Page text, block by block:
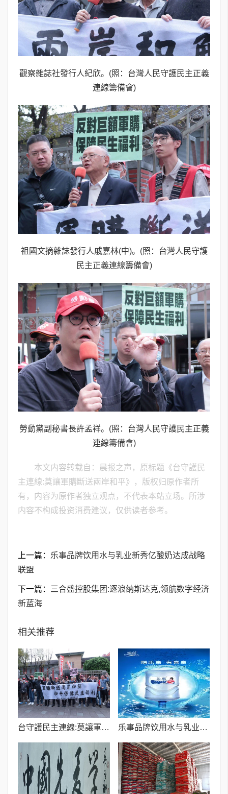
觀察雜誌社發行人紀欣。(照：台灣人民守護民主正義
連線籌備會)
祖國文摘雜誌發行人戚嘉林(中)。(照：台灣人民守護
民主正義連線籌備會)
勞動黨副秘書長許孟祥。(照：台灣人民守護民主正義
連線籌備會)
本文内容转载自：晨报之声，原标题《台守護民
主連線:莫讓軍購斷送兩岸和平》，版权归原作者所
有，内容为原作者独立观点，不代表本站立场。所涉
内容不构成投资消费建议，仅供读者参考。
上一篇： 乐事品牌饮用水与乳业新秀亿酸奶达成战略
联盟
下一篇：
三合盛控股集团:逐浪纳斯达克,领航数字经济
新蓝海
相关推荐
台守護民主連線:莫讓軍購斷送兩岸和平 乐事品牌饮用水与乳业新秀亿酸奶达成战略联盟